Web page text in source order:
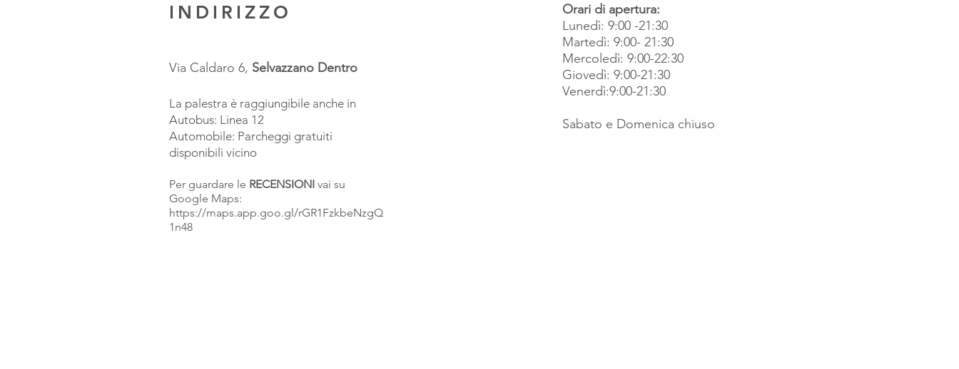
INDIRIZZO
Via Caldaro 6, Selvazzano Dentro
La palestra è raggiungibile anche in
Autobus: Linea 12
Automobile: Parcheggi gratuiti
disponibili vicino
Orari di apertura:
Lunedì: 9:00 -21:30
Martedì: 9:00- 21:30
Mercoledì: 9:00-22:30
Giovedì: 9:00-21:30
Venerdì:9:00-21:30
Sabato e Domenica chiuso
Per guardare le RECENSIONI vai su
Google Maps:
https://maps.app.goo.gl/rGR1FzkbeNzgQ
1n48